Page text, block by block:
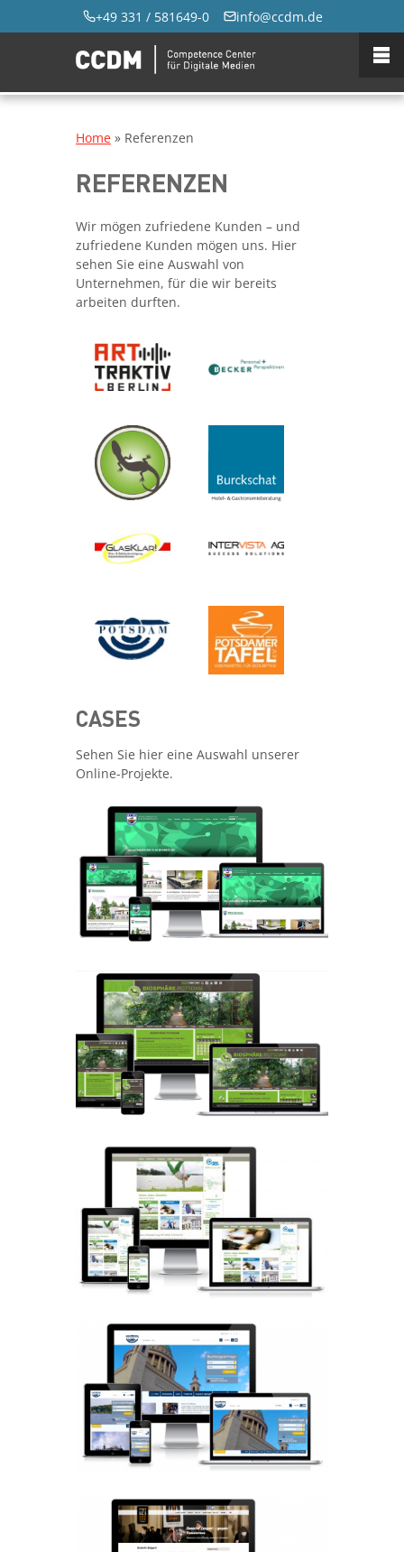
+49 331 / 581649-0 info@ccdm.de
Home » Referenzen
REFERENZEN
Wir mögen zufriedene Kunden – und
zufriedene Kunden mögen uns. Hier
sehen Sie eine Auswahl von
Unternehmen, für die wir bereits
arbeiten durften.
CASES
Sehen Sie hier eine Auswahl unserer
Online-Projekte.